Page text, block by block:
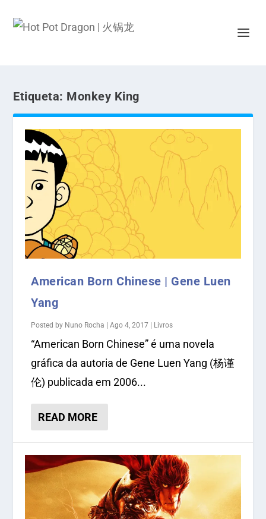
Etiqueta: Monkey King
American Born Chinese | Gene Luen
Yang
Posted by Nuno Rocha |Ago 4, 2017 | Livros
“American Born Chinese” é uma novela
gráfica da autoria de Gene Luen Yang (杨谨
伦) publicada em 2006...
READ MORE